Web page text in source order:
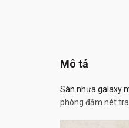
Mô tả
Sàn nhựa galaxy
phòng đậm nét